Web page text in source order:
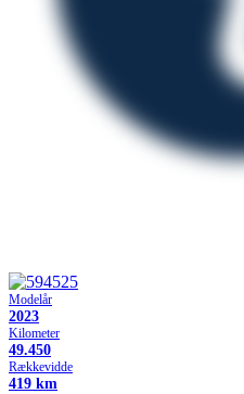
Modelår
2023
Kilometer
49.450
Rækkevidde
419 km